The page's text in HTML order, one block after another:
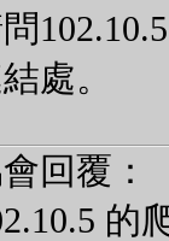
處。
回覆：
的